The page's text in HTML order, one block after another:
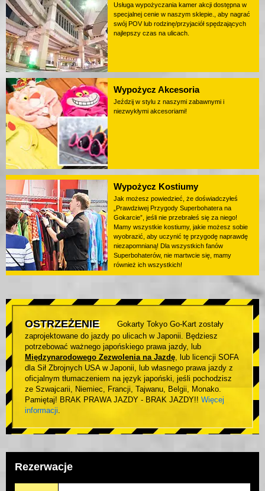
Usługa wypożyczania kamer akcji dostępna w
specjalnej cenie w naszym sklepie., aby nagrać
swój POV lub rodzinę/przyjaciół spędzających
najlepszy czas na ulicach.
Wypożycz Akcesoria
Jeździj w stylu z naszymi zabawnymi i
niezwykłymi akcesoriami!
Wypożycz Kostiumy
Jak możesz powiedzieć, że doświadczyłeś
„Prawdziwej Przygody Superbohatera na
Gokarcie”, jeśli nie przebrałeś się za niego!
Mamy wszystkie kostiumy, jakie możesz sobie
wyobrazić, aby uczynić tę przygodę naprawdę
niezapomnianą! Dla wszystkich fanów
Superbohaterów, nie martwcie się, mamy
również ich wszystkich!
OSTRZEŻENIE
Gokarty Tokyo Go-Kart zostały
zaprojektowane do jazdy po ulicach w Japonii. Będziesz
potrzebować ważnego japońskiego prawa jazdy, lub
Międzynarodowego Zezwolenia na Jazdę, lub licencji SOFA
dla Sił Zbrojnych USA w Japonii, lub własnego prawa jazdy z
oficjalnym tłumaczeniem na język japoński, jeśli pochodzisz
ze Szwajcarii, Niemiec, Francji, Tajwanu, Belgii, Monako.
Pamiętaj! BRAK PRAWA JAZDY - BRAK JAZDY!! Więcej
informacji.
Rezerwacje